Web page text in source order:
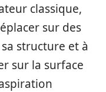
classique,
sur des
structure et à
sur la surface